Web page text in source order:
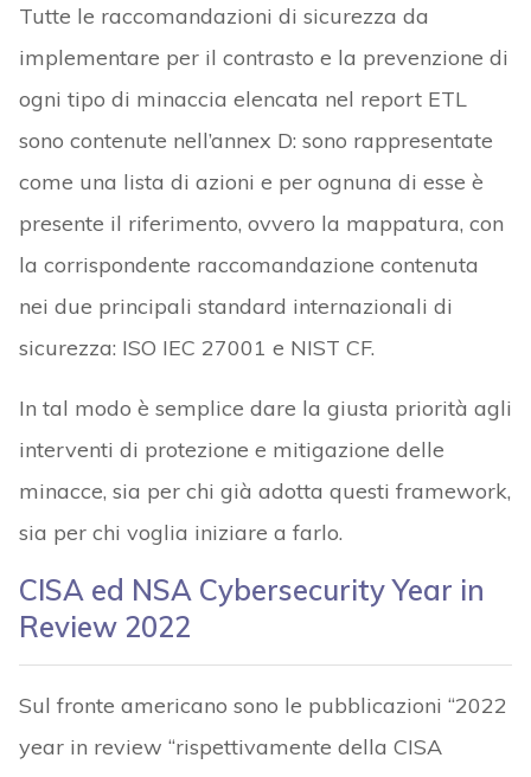
Tutte le raccomandazioni di sicurezza da
implementare per il contrasto e la prevenzione di
ogni tipo di minaccia elencata nel report ETL
sono contenute nell’annex D: sono rappresentate
come una lista di azioni e per ognuna di esse è
presente il riferimento, ovvero la mappatura, con
la corrispondente raccomandazione contenuta
nei due principali standard internazionali di
sicurezza: ISO IEC 27001 e NIST CF.
In tal modo è semplice dare la giusta priorità agli
interventi di protezione e mitigazione delle
minacce, sia per chi già adotta questi framework,
sia per chi voglia iniziare a farlo.
CISA ed NSA Cybersecurity Year in
Review 2022
Sul fronte americano sono le pubblicazioni “2022
year in review “rispettivamente della CISA